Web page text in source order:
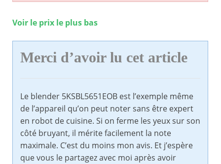
Voir le prix le plus bas
Merci d’avoir lu cet article
Le blender 5KSBL5651EOB est l’exemple même
de l’appareil qu’on peut noter sans être expert
en robot de cuisine. Si on ferme les yeux sur son
côté bruyant, il mérite facilement la note
maximale. C’est du moins mon avis. Et j’espère
que vous le partagez avec moi après avoir